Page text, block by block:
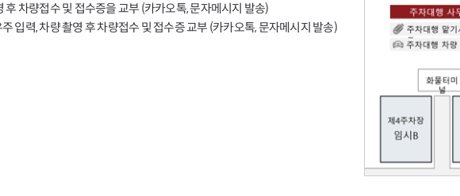
후 차량접수 및 접수증을 교부 (카카오톡, 문자메시지 발송)
입력, 차량 촬영 후 차량접수 및 접수증 교부 (카카오톡, 문자메시지 발송)